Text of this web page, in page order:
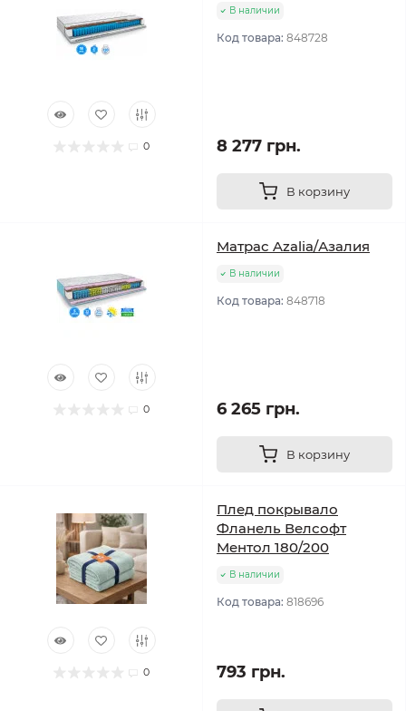
0
В наличии
Код товара: 848728
8 277 грн.
В корзину
0
Матрас Azalia/Азалия
В наличии
Код товара: 848718
6 265 грн.
В корзину
0
Плед покрывало
Фланель Велсофт
Ментол 180/200
В наличии
Код товара: 818696
793 грн.